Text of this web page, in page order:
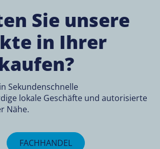
Sie unsere
in Ihrer
Sekundenschnelle
lokale Geschäfte und autorisierte
Nähe.
FACHHANDEL